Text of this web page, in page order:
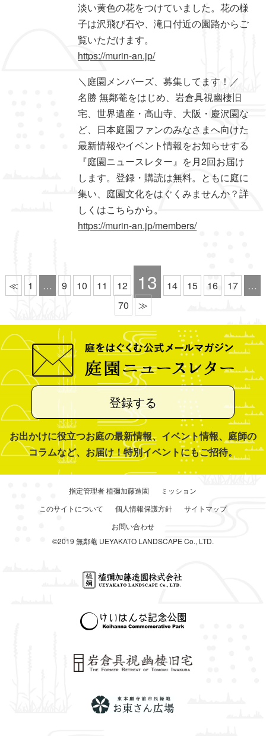
淡い黄色の花をつけていました。花の様
子は沢飛び石や、滝口付近の園路からご
覧いただけます。
https://murin-an.jp/
＼庭園メンバーズ、募集してます！／
名勝 無鄰菴をはじめ、岩倉具視幽棲旧
宅、世界遺産・高山寺、大阪・慶沢園な
ど、日本庭園ファンのみなさまへ向けた
最新情報やイベント情報をお知らせする
『庭園ニュースレター』を月2回お届け
します。登録・購読は無料。ともに庭に
集い、庭園文化をはぐくみませんか？詳
しくはこちらから。
https://murin-an.jp/members/
≪ 1 … 9 10 11 12 13 14 15 16 17
…
70
≫
登録する
お出かけに役立つお庭の最新情報、イベント情報、庭師の
コラムなど、お届け！特別イベントにもご招待。
指定管理者 植彌加藤造園
ミッション
このサイトについて
個人情報保護方針
サイトマップ
お問い合わせ
©2019 無鄰菴 UEYAKATO LANDSCAPE Co., LTD.